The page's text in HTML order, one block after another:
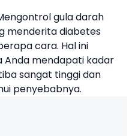
gula darah
menderita diabetes
cara. Hal ini
Anda mendapati kadar
sangat tinggi dan
penyebabnya.